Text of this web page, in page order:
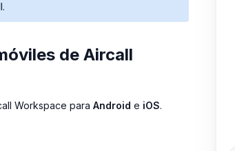
de Aircall
Workspace para Android e iOS.